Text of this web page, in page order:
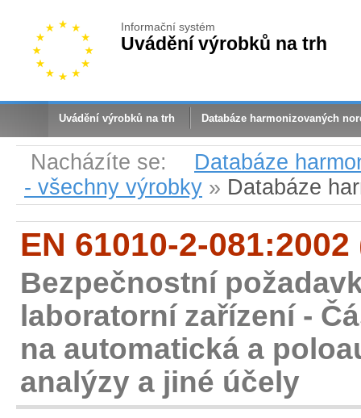
Informační systém
Uvádění výrobků na trh
Uvádění výrobků na trh Databáze harmonizovaných
Nacházíte se:
Databáze
- všechny výrobky » Databáze
EN 61010-2-
Bezpečnostní
laboratorní zařízení -
na automatická a
analýzy a jiné účely